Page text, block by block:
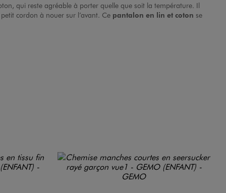
qui reste agréable à porter quelle que soit la température. Il
cordon à nouer sur l’avant. Ce pantalon en lin et coton se